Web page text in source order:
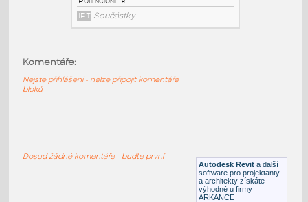
RFA Vytápění
Potenciometr
Autodesk Revit a další
software pro projektanty
a architekty získáte
výhodně u firmy
ARKANCE
Komentáře:
Nejste přihlášeni - nelze připojit komentáře
bloků
Dosud žádné komentáře - buďte první